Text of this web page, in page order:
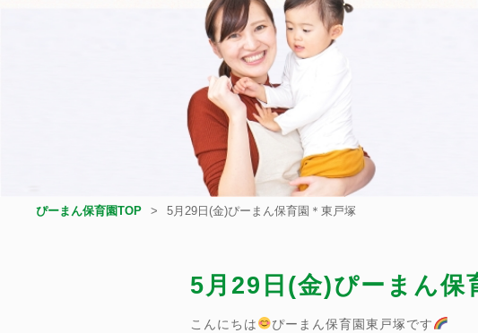
ぴーまん保育園TOP 5月29日(金)ぴーまん保育園＊東戸塚
5月29日(金)ぴーまん保
こんにちは
ぴーまん保育園東戸塚です